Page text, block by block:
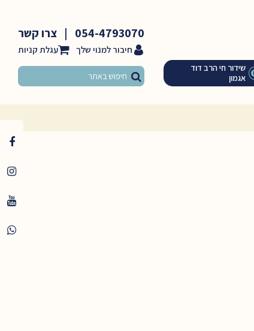
שידור חי הרב דוד
אגמון
054-4793070
| צרו קשר
חיבור למנוי שלך